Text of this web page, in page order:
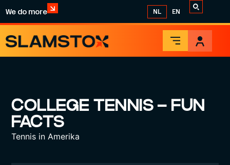
We do more NL EN
COLLEGE TENNIS – FUN
FACTS
Tennis in Amerika